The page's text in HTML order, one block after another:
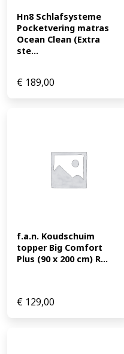
Hn8 Schlafsysteme
Pocketvering matras
Ocean Clean (Extra
ste...
€ 189,00
f.a.n. Koudschuim
topper Big Comfort
Plus (90 x 200 cm) R...
€ 129,00